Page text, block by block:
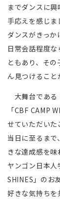
までダンスに興
手応えを感じま
ダンスがきっか
日常会話程度
ともあり、そ
ん見つけること
大舞台であ
「CBF CAMP
せていただいた
当日に至るま
きな達成感を味
ヤンゴン日本
SHINES」のお
好きな気持ちを